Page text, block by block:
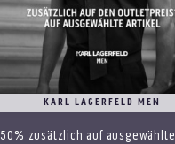
KARL LAGERFELD MEN
50% zusätzlich auf ausgewählte